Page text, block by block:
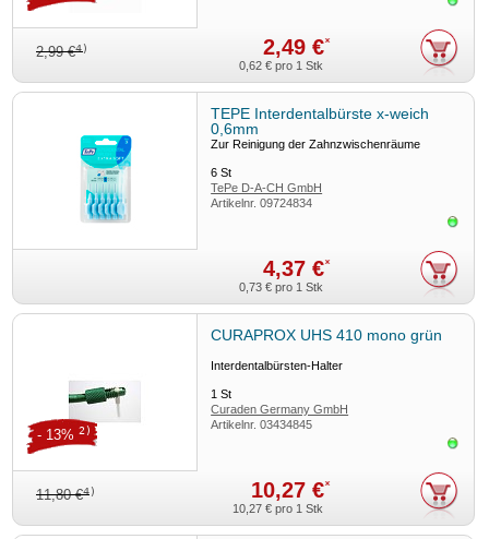
2,99 €4) 2,49 €*
0,62 € pro 1 Stk
TEPE Interdentalbürste x-weich
0,6mm
Zur Reinigung der Zahnzwischenräume
6St
TePe D-A-CH GmbH
Artikelnr.09724834
4,37 €*
0,73 € pro 1 Stk
CURAPROX UHS 410 mono grün
Interdentalbürsten-Halter
1St
Curaden Germany GmbH
Artikelnr.03434845
11,80 €4) 10,27 €*
- 13% 2)
10,27 € pro 1 Stk